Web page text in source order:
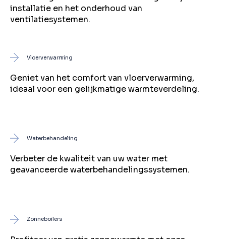
installatie en het onderhoud van
ventilatiesystemen.
Vloerverwarming
Geniet van het comfort van vloerverwarming,
ideaal voor een gelijkmatige warmteverdeling.
Waterbehandeling
Verbeter de kwaliteit van uw water met
geavanceerde waterbehandelingssystemen.
Zonneboilers